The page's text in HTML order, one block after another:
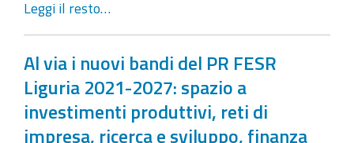
Leggi il resto…
Al via i nuovi bandi del PR FESR
Liguria 2021-2027: spazio a
investimenti produttivi, reti di
impresa, ricerca e sviluppo, finanza